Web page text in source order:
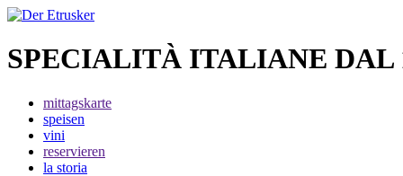
SPECIALITÀ ITALIANE DAL
mittagskarte
speisen
vini
reservieren
la storia